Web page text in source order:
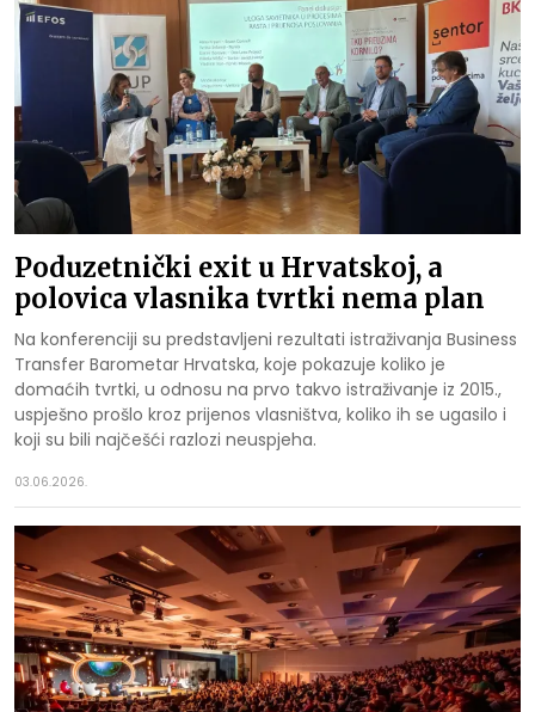
Poduzetnički exit u Hrvatskoj, a
polovica vlasnika tvrtki nema plan
Na konferenciji su predstavljeni rezultati istraživanja Business
Transfer Barometar Hrvatska, koje pokazuje koliko je
domaćih tvrtki, u odnosu na prvo takvo istraživanje iz 2015.,
uspješno prošlo kroz prijenos vlasništva, koliko ih se ugasilo i
koji su bili najčešći razlozi neuspjeha.
03.06.2026.